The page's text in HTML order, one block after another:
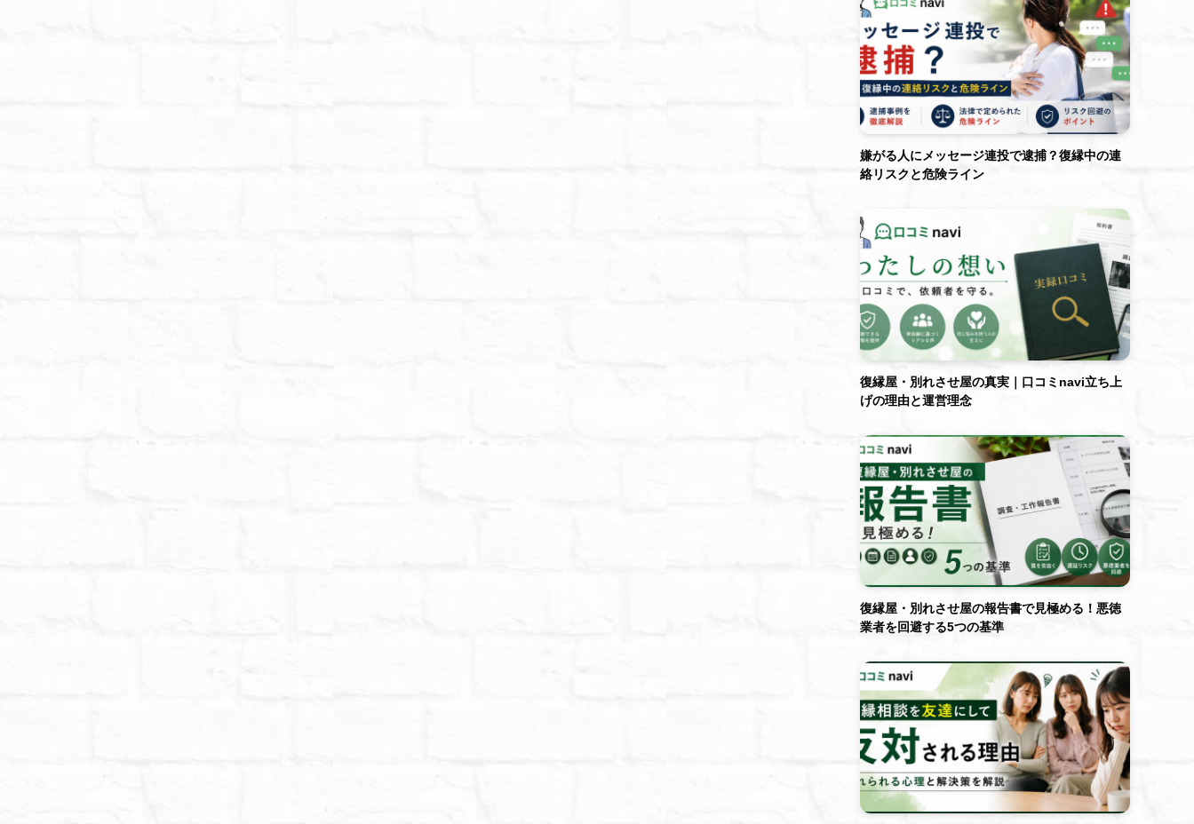
嫌がる人にメッセージ連投で逮捕？復縁中の連
絡リスクと危険ライン
復縁屋・別れさせ屋の真実｜口コミnavi立ち上
げの理由と運営理念
復縁屋・別れさせ屋の報告書で見極める！悪徳
業者を回避する5つの基準